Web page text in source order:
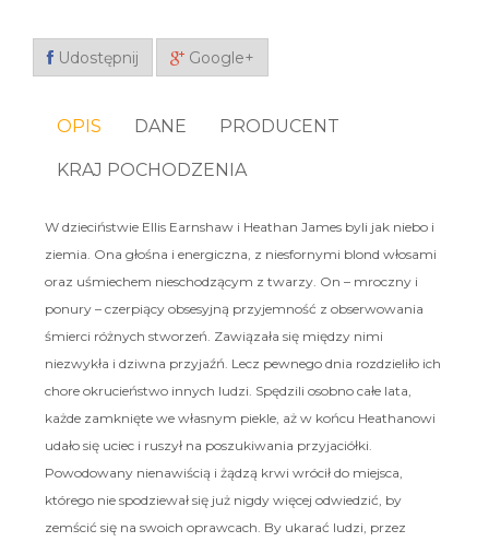
Udostępnij Google+
OPIS DANE PRODUCENT
KRAJ POCHODZENIA
W dzieciństwie Ellis Earnshaw i Heathan James byli jak niebo i
ziemia. Ona głośna i energiczna, z niesfornymi blond włosami
oraz uśmiechem nieschodzącym z twarzy. On – mroczny i
ponury – czerpiący obsesyjną przyjemność z obserwowania
śmierci różnych stworzeń. Zawiązała się między nimi
niezwykła i dziwna przyjaźń. Lecz pewnego dnia rozdzieliło ich
chore okrucieństwo innych ludzi. Spędzili osobno całe lata,
każde zamknięte we własnym piekle, aż w końcu Heathanowi
udało się uciec i ruszył na poszukiwania przyjaciółki.
Powodowany nienawiścią i żądzą krwi wrócił do miejsca,
którego nie spodziewał się już nigdy więcej odwiedzić, by
zemścić się na swoich oprawcach. By ukarać ludzi, przez